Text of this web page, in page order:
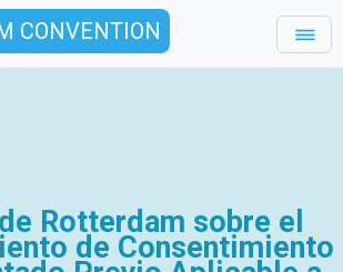
CONVENTION
Rotterdam sobre el
de Consentimiento